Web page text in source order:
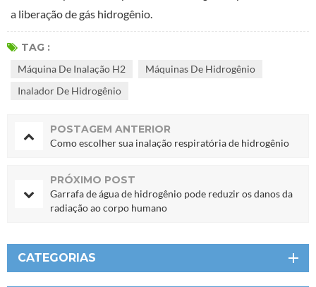
a liberação de gás hidrogênio.
TAG :
Máquina De Inalação H2
Máquinas De Hidrogênio
Inalador De Hidrogênio
POSTAGEM ANTERIOR
Como escolher sua inalação respiratória de hidrogênio
PRÓXIMO POST
Garrafa de água de hidrogênio pode reduzir os danos da
radiação ao corpo humano
CATEGORIAS